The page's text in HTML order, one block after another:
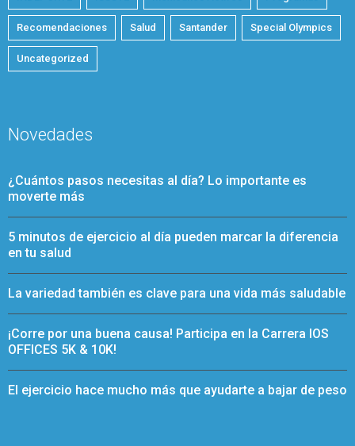
Recomendaciones Salud Santander Special Olympics
Uncategorized
Novedades
¿Cuántos pasos necesitas al día? Lo importante es
moverte más
5 minutos de ejercicio al día pueden marcar la diferencia
en tu salud
La variedad también es clave para una vida más saludable
¡Corre por una buena causa! Participa en la Carrera IOS
OFFICES 5K & 10K!
El ejercicio hace mucho más que ayudarte a bajar de peso